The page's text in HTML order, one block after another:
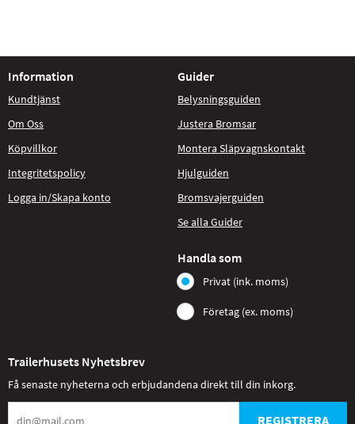
Information
Kundtjänst
Om Oss
Köpvillkor
Integritetspolicy
Logga in/Skapa konto
Guider
Belysningsguiden
Justera Bromsar
Montera Släpvagnskontakt
Hjulguiden
Bromsvajerguiden
Se alla Guider
Handla som
Privat (ink. moms)
Företag (ex. moms)
Trailerhusets Nyhetsbrev
Få senaste nyheterna och erbjudandena direkt till din inkorg.
REGISTRERA